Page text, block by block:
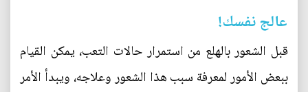
عالج نفسك!
قبل الشعور بالهلع من استمرار حالات التعب، يمكن القيام
ببعض الأمور لمعرفة سبب هذا الشعور وعلاجه، ويبدأ الأمر